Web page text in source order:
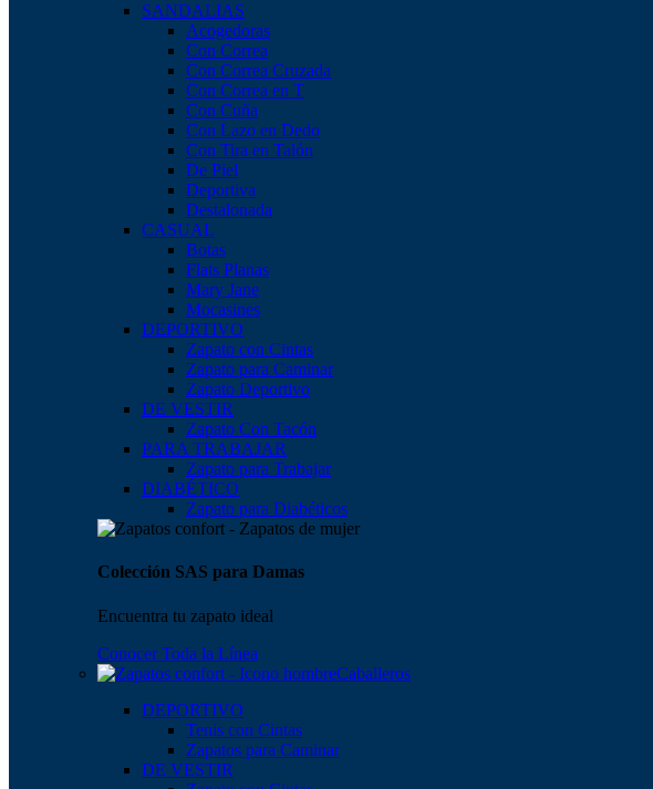
SANDALIAS
Acogedoras
Con Correa
Con Correa Cruzada
Con Correa en T
Con Cuña
Con Lazo en Dedo
Con Tira en Talón
De Piel
Deportiva
Destalonada
CASUAL
Botas
Flats Planas
Mary Jane
Mocasines
DEPORTIVO
Zapato con Cintas
Zapato para Caminar
Zapato Deportivo
DE VESTIR
Zapato Con Tacón
PARA TRABAJAR
Zapato para Trabajar
DIABÉTICO
Zapato para Diabéticos
Colección SAS para Damas
Encuentra tu zapato ideal
Conocer Toda la Línea
Caballeros
DEPORTIVO
Tenis con Cintas
Zapatos para Caminar
DE VESTIR